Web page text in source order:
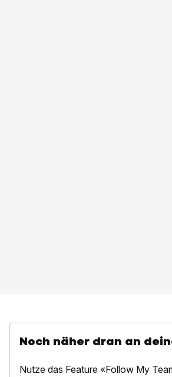
Noch näher dran an
Nutze das Feature «Follow My